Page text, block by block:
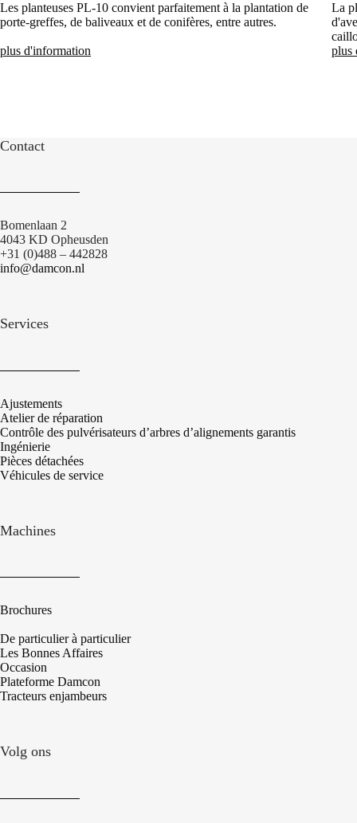
Les planteuses PL-10 convient parfaitement à la plantation de
porte-greffes, de baliveaux et de conifères, entre autres.
plus d'information
La
plus
Contact
Bomenlaan 2
4043 KD Opheusden
+31 (0)488 – 442828
info@damcon.nl
Services
Ajustements
Atelier de réparation
Contrôle des pulvérisateurs d’arbres d’alignements garantis
Ingénierie
Pièces détachées
Véhicules de service
Machines
Brochures
De particulier à particulier
Les Bonnes Affaires
Occasion
Plateforme Damcon
Tracteurs enjambeurs
Volg ons